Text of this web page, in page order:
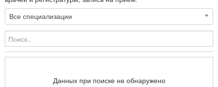
Все специализации
Данных при поиске не обнаружено